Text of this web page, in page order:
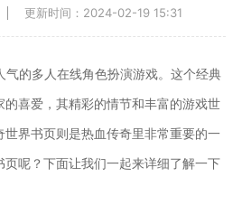
更新时间：2024-02-19 15:31
气的多人在线角色扮演游戏。这个经典
喜爱，其精彩的情节和丰富的游戏世
界书页则是热血传奇里非常重要的一
呢？下面让我们一起来详细了解一下